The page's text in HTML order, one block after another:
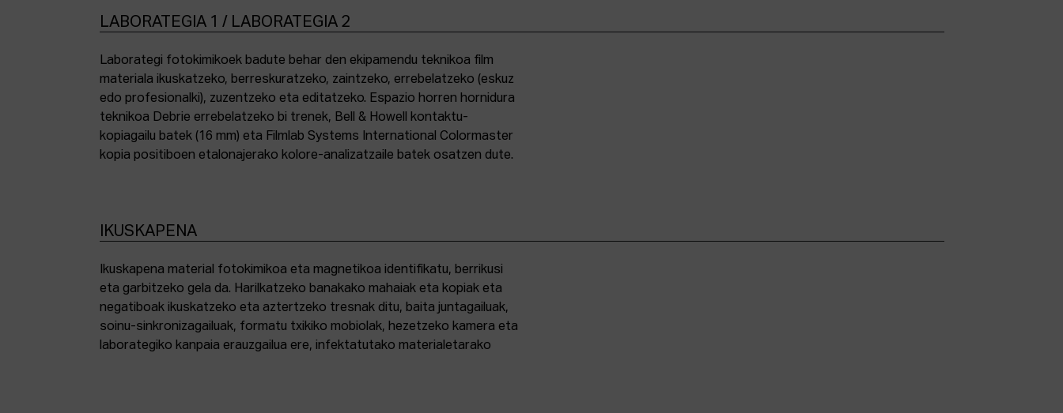
LABORATEGIA 1 / LABORATEGIA 2
Laborategi fotokimikoek badute behar den ekipamendu teknikoa film
materiala ikuskatzeko, berreskuratzeko, zaintzeko, errebelatzeko (eskuz
edo profesionalki), zuzentzeko eta editatzeko. Espazio horren hornidura
teknikoa Debrie errebelatzeko bi trenek, Bell & Howell kontaktu-
kopiagailu batek (16 mm) eta Filmlab Systems International Colormaster
kopia positiboen etalonajerako kolore-analizatzaile batek osatzen dute.
IKUSKAPENA
Ikuskapena material fotokimikoa eta magnetikoa identifikatu, berrikusi
eta garbitzeko gela da. Harilkatzeko banakako mahaiak eta kopiak eta
negatiboak ikuskatzeko eta aztertzeko tresnak ditu, baita juntagailuak,
soinu-sinkronizagailuak, formatu txikiko mobiolak, hezetzeko kamera eta
laborategiko kanpaia erauzgailua ere, infektatutako materialetarako